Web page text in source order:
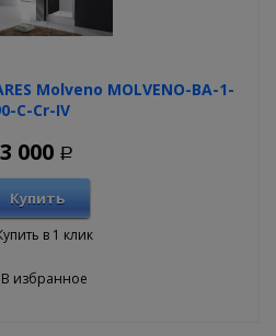
Molveno MOLVENO-BA-1-
C-Cr-IV
000 Р
Купить
в 1 клик
В избранное